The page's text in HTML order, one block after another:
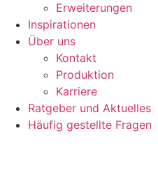
Erweiterungen
Inspirationen
Über uns
Kontakt
Produktion
Karriere
Ratgeber und Aktuelles
Häufig gestellte Fragen